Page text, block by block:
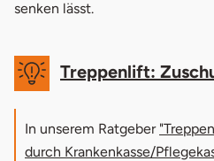
senken lässt.
Treppenlift:
In unserem Ratgeber
durch Krankenkasse/